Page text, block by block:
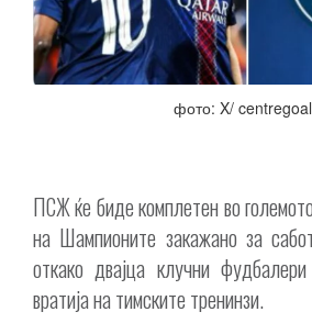
фото: X/
ПСЖ ќе биде комплетен во
на Шампионите закажано за
откако двајца клучни
вратија на тимските тренинзи.